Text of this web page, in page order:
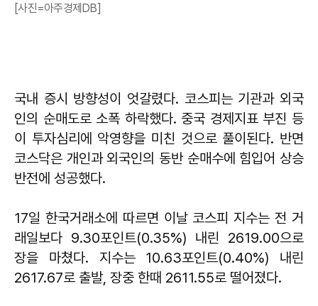
[사진=아주경제DB]
국내 증시 방향성이 엇갈렸다. 코스피는 기관과 외국
인의 순매도로 소폭 하락했다. 중국 경제지표 부진 등
이 투자심리에 악영향을 미친 것으로 풀이된다. 반면
코스닥은 개인과 외국인의 동반 순매수에 힘입어 상승
반전에 성공했다.
17일 한국거래소에 따르면 이날 코스피 지수는 전 거
래일보다 9.30포인트(0.35%) 내린 2619.00으로
장을 마쳤다. 지수는 10.63포인트(0.40%) 내린
2617.67로 출발, 장중 한때 2611.55로 떨어졌다.